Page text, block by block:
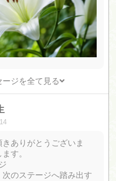
ジを全て見る
ありがとうございま
す。
のステージへ踏み出す